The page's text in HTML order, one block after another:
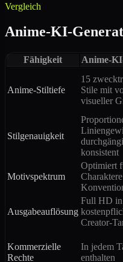
Vergleich
Anime-KI-
Fähigkeit Anime-
Anime-Stiltiefe
15
Stile mit
visueller
Stilgenauigkeit
konsistent
Motivspektrum
Optimiert
Ausgabeauflösung
Full HD in
Creator-
Kommerzielle
Rechte
In jedem
enthalten